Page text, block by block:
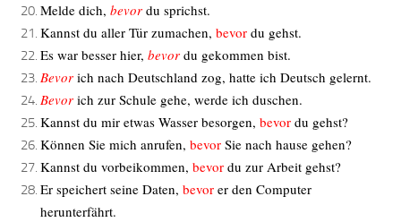
Melde dich, bevor du sprichst.
Kannst du aller Tür zumachen, bevor du gehst.
Es war besser hier, bevor du gekommen bist.
Bevor ich nach Deutschland zog, hatte ich Deutsch gelernt.
Bevor ich zur Schule gehe, werde ich duschen.
Kannst du mir etwas Wasser besorgen, bevor du gehst?
Können Sie mich anrufen, bevor Sie nach hause gehen?
Kannst du vorbeikommen, bevor du zur Arbeit gehst?
Er speichert seine Daten, bevor er den Computer
herunterfährt.